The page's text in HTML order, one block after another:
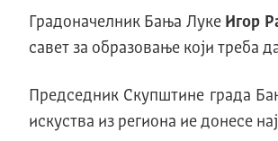
Градоначелник Бања Луке Игор
савет за образовање који треба
Председник Скупштине града
искуства из региона ие донесе